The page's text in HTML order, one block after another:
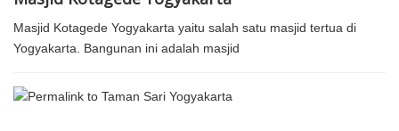
Masjid Kotagede Yogyakarta yaitu salah satu masjid tertua di
Yogyakarta. Bangunan ini adalah masjid